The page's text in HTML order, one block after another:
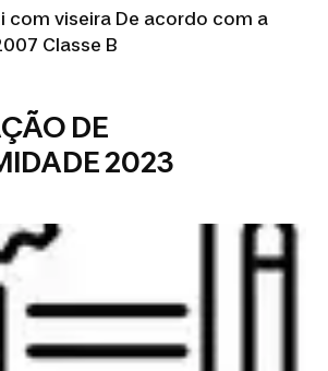
com viseira De acordo com a
Classe B
DE
2023